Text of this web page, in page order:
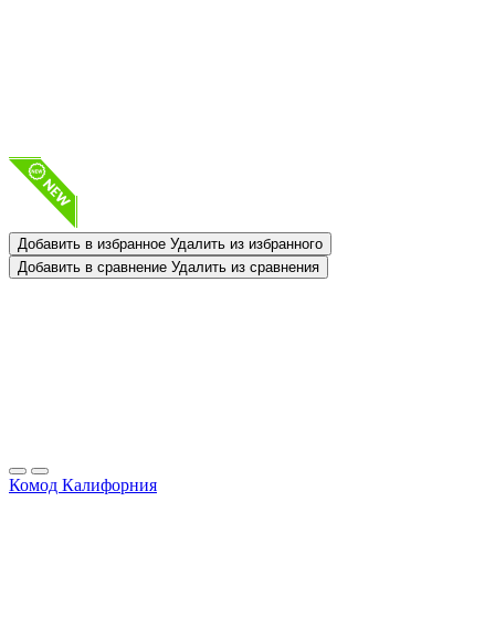
Добавить в избранное Удалить из избранного
Добавить в сравнение Удалить из сравнения
Комод Калифорния